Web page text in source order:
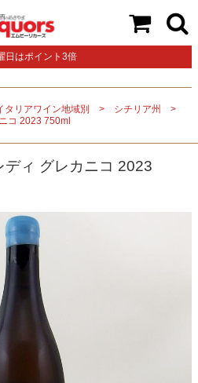
日はポイント3倍
タリアワイン地域別
シチリア州
コ 2023 750ml
ィ グレカニコ 2023